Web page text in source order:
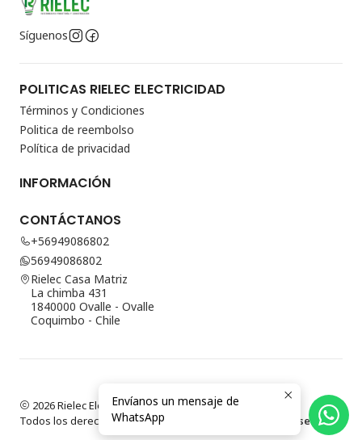
Síguenos
POLITICAS RIELEC ELECTRICIDAD
Términos y Condiciones
Politica de reembolso
Política de privacidad
INFORMACIÓN
CONTÁCTANOS
+56949086802
56949086802
Rielec Casa Matriz
La chimba 431
1840000 Ovalle - Ovalle
Coquimbo - Chile
2026 Rielec Electricidad.
Todos los derechos reservados.
Desarrollado por Jumpseller.
Envíanos un mensaje de
WhatsApp